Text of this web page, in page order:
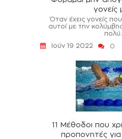
γονείς
Όταν έχεις γονείς
αυτοί με την
πολύ...
Ιούν 19 2022
0
11 Μέθοδοι που
προπονητές